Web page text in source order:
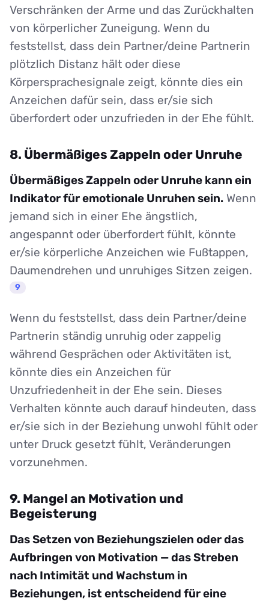
Verschränken der Arme und das Zurückhalten
von körperlicher Zuneigung. Wenn du
feststellst, dass dein Partner/deine Partnerin
plötzlich Distanz hält oder diese
Körpersprachesignale zeigt, könnte dies ein
Anzeichen dafür sein, dass er/sie sich
überfordert oder unzufrieden in der Ehe fühlt.
8. Übermäßiges Zappeln oder Unruhe
Übermäßiges Zappeln oder Unruhe kann ein
Indikator für emotionale Unruhen sein. Wenn
jemand sich in einer Ehe ängstlich,
angespannt oder überfordert fühlt, könnte
er/sie körperliche Anzeichen wie Fußtappen,
Daumendrehen und unruhiges Sitzen zeigen.
9
Wenn du feststellst, dass dein Partner/deine
Partnerin ständig unruhig oder zappelig
während Gesprächen oder Aktivitäten ist,
könnte dies ein Anzeichen für
Unzufriedenheit in der Ehe sein. Dieses
Verhalten könnte auch darauf hindeuten, dass
er/sie sich in der Beziehung unwohl fühlt oder
unter Druck gesetzt fühlt, Veränderungen
vorzunehmen.
9. Mangel an Motivation und
Begeisterung
Das Setzen von Beziehungszielen oder das
Aufbringen von Motivation — das Streben
nach Intimität und Wachstum in
Beziehungen, ist entscheidend für eine